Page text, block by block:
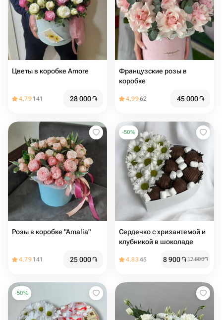
Цветы в коробке Amore
4.79 141 28 000֏
Французские розы в
коробке
4.9962 45 000֏
Розы в коробке "Amalia"
4.79 141 25 000֏
-50%
Сердечко с хризантемой и
клубникой в шоколаде
4.8345 8 900֏17 800֏
-50%